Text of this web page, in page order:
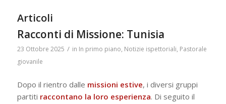
Articoli
Racconti di Missione: Tunisia
23 Ottobre 2025 / in In primo piano, Notizie ispettoriali, Pastorale
giovanile
Dopo il rientro dalle missioni estive, i diversi gruppi
partiti raccontano la loro esperienza. Di seguito il